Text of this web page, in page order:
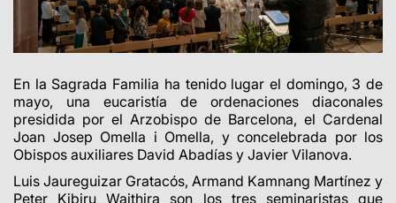
En la Sagrada Familia ha tenido lugar el domingo, 3 de
mayo, una eucaristía de ordenaciones diaconales
presidida por el Arzobispo de Barcelona, el Cardenal
Joan Josep Omella i Omella, y concelebrada por los
Obispos auxiliares David Abadías y Javier Vilanova.
Luis Jaureguizar Gratacós, Armand Kamnang Martínez y
Peter Kibiru Waithira son los tres seminaristas que